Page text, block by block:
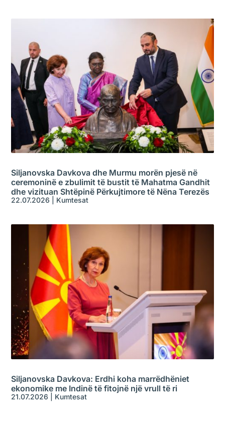
Siljanovska Davkova dhe Murmu morën pjesë në
ceremoninë e zbulimit të bustit të Mahatma Gandhit
dhe vizituan Shtëpinë Përkujtimore të Nëna Terezës
22.07.2026 Kumtesat
Siljanovska Davkova: Erdhi koha marrëdhëniet
ekonomike me Indinë të fitojnë një vrull të ri
21.07.2026 Kumtesat